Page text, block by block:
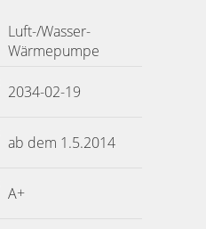
Luft-/Wasser-
Wärmepumpe
2034-02-19
ab dem 1.5.2014
A+